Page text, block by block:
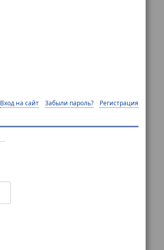
Вход на сайт Забыли пароль? Регистрация